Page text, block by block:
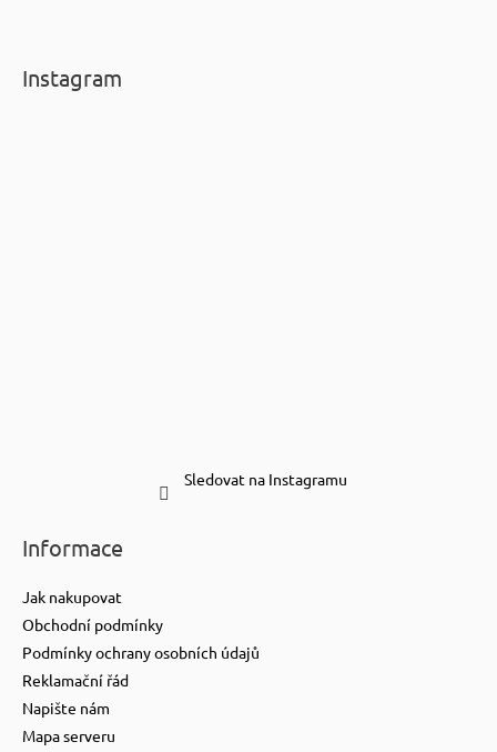
Instagram
Sledovat na Instagramu
Informace
Jak nakupovat
Obchodní podmínky
Podmínky ochrany osobních údajů
Reklamační řád
Napište nám
Mapa serveru